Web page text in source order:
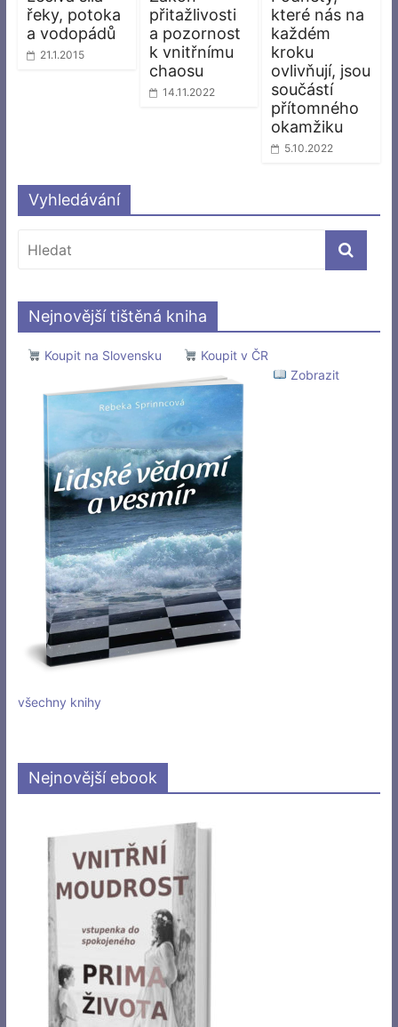
řeky, potoka
a vodopádů
21.1.2015
přitažlivosti
a pozornost
k vnitřnímu
chaosu
14.11.2022
které nás na
každém
kroku
ovlivňují, jsou
součástí
přítomného
okamžiku
5.10.2022
Vyhledávání
Nejnovější tištěná kniha
Koupit na Slovensku
Koupit v ČR
Zobrazit
všechny knihy
Nejnovější ebook